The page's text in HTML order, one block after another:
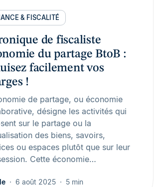
& FISCALITÉ
de fiscaliste
du partage BtoB :
facilement vos
!
de partage, ou économie
désigne les activités qui
sur le partage ou la
des biens, savoirs,
ou espaces plutôt que sur leur
Cette économie…
6 août 2025 5 min